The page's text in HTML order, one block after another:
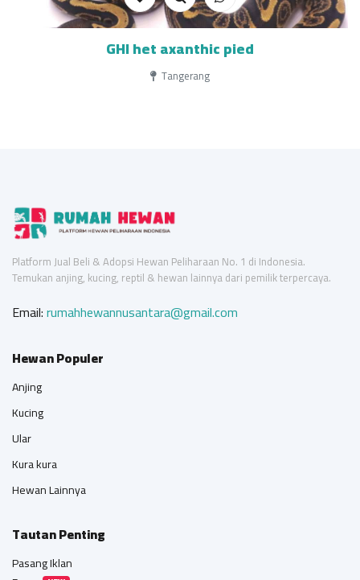
GHI het axanthic pied
Tangerang
Platform Jual Beli & Adopsi Hewan Peliharaan No. 1 di Indonesia.
Temukan anjing, kucing, reptil & hewan lainnya dari pemilik terpercaya.
Email:rumahhewannusantara@gmail.com
Hewan Populer
Anjing
Kucing
Ular
Kura kura
Hewan Lainnya
Tautan Penting
Pasang Iklan